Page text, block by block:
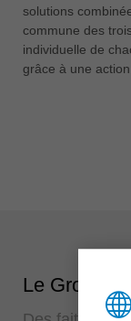
solutions
commune des
individuelle de
grâce à une
Le Groupe